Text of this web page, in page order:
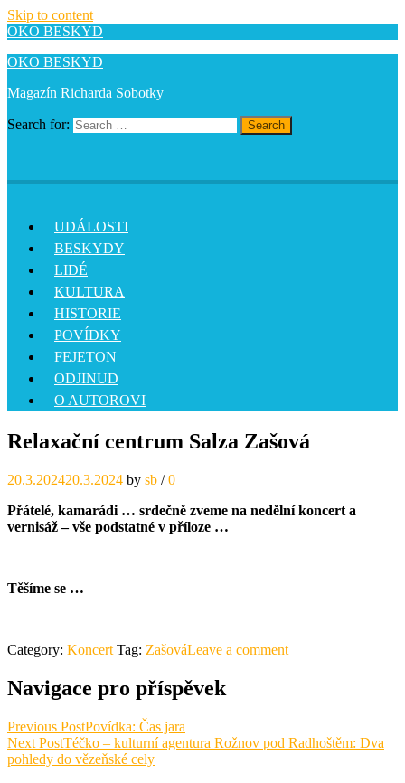
Skip to content
OKO BESKYD
OKO BESKYD
Magazín Richarda Sobotky
Search for: Search
UDÁLOSTI
BESKYDY
LIDÉ
KULTURA
HISTORIE
POVÍDKY
FEJETON
ODJINUD
O AUTOROVI
Relaxační centrum Salza Zašová
20.3.202420.3.2024 by sb / 0
Přátelé, kamarádi … srdečně zveme na nedělní koncert a
vernisáž – vše podstatné v příloze …
Těšíme se …
Category: Koncert Tag: ZašováLeave a comment
Navigace pro příspěvek
Previous PostPovídka: Čas jara
Next PostTéčko – kulturní agentura Rožnov pod Radhoštěm: Dva
pohledy do vězeňské cely